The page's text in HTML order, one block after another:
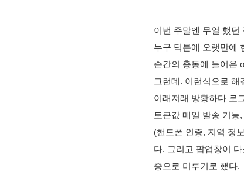
이번 주말엔 무얼 했던
누구 덕분에 오랫만에
순간의 충동에 들어온
그런데. 이런식으로
이래저래 방황하다 로
토큰값 메일 발송 기능
(핸드폰 인증, 지역 정
다. 그리고 팝업창이
중으로 미루기로 했다.